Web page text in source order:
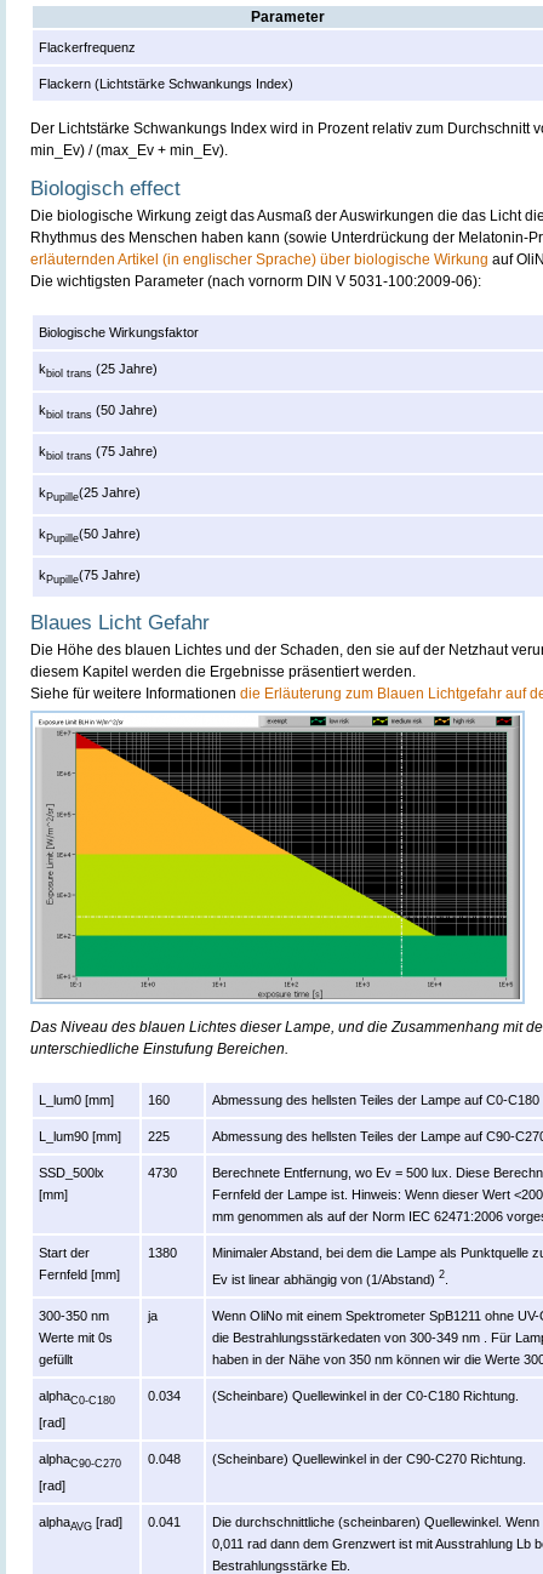
Parameter
Flackerfrequenz
Flackern (Lichtstärke Schwankungs Index)
Der Lichtstärke Schwankungs Index wird in Prozent relativ zum Durchschnitt
min_Ev) / (max_Ev + min_Ev).
Biologisch effect
Die biologische Wirkung zeigt das Ausmaß der Auswirkungen die das Licht
Rhythmus des Menschen haben kann (sowie Unterdrückung der Melatonin-
erläuternden Artikel (in englischer Sprache) über biologische Wirkung auf
Die wichtigsten Parameter (nach vornorm DIN V 5031-100:2009-06):
Biologische Wirkungsfaktor
kbiol trans (25 Jahre)
kbiol trans (50 Jahre)
kbiol trans (75 Jahre)
kPupille(25 Jahre)
kPupille(50 Jahre)
kPupille(75 Jahre)
Blaues Licht Gefahr
Die Höhe des blauen Lichtes und der Schaden, den sie auf der Netzhaut
diesem Kapitel werden die Ergebnisse präsentiert werden.
Siehe für weitere Informationen die Erläuterung zum Blauen Lichtgefahr auf
Das Niveau des blauen Lichtes dieser Lampe, und die Zusammenhang mit
unterschiedliche Einstufung Bereichen.
L_lum0 [mm] 160 Abmessung des hellsten Teiles der Lampe auf C0-
L_lum90 [mm] 225 Abmessung des hellsten Teiles der Lampe auf C90-
SSD_500lx
[mm]
4730
Berechnete Entfernung, wo Ev = 500 lux. Diese
Fernfeld der Lampe ist. Hinweis: Wenn dieser Wert
mm genommen als auf der Norm IEC 62471:2006
Start der
Fernfeld [mm]
1380
Minimaler Abstand, bei dem die Lampe als Punktquelle
Ev ist linear abhängig von (1/Abstand)2
300-350 nm
Werte mit 0s
gefüllt
ja
Wenn OliNo mit einem Spektrometer SpB1211 ohne
die Bestrahlungsstärkedaten von 300-349 nm . Für
haben in der Nähe von 350 nm können wir die Werte
alphaC0-C180
[rad]
0.034 (Scheinbare) Quellewinkel in der C0-C180 Richtung.
alphaC90-C270
[rad]
0.048 (Scheinbare) Quellewinkel in der C90-C270 Richtung.
alphaAVG [rad] 0.041
Die durchschnittliche (scheinbaren) Quellewinkel.
0,011 rad dann dem Grenzwert ist mit Ausstrahlung Lb
Bestrahlungsstärke Eb.